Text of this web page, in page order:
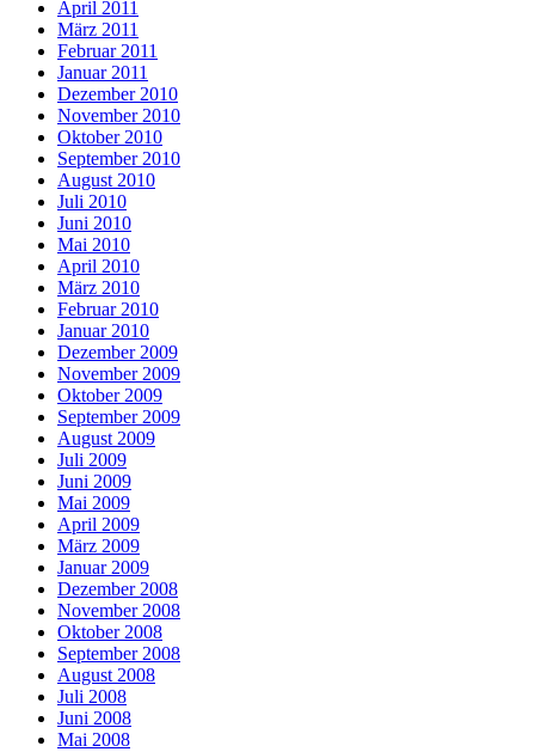
April 2011
März 2011
Februar 2011
Januar 2011
Dezember 2010
November 2010
Oktober 2010
September 2010
August 2010
Juli 2010
Juni 2010
Mai 2010
April 2010
März 2010
Februar 2010
Januar 2010
Dezember 2009
November 2009
Oktober 2009
September 2009
August 2009
Juli 2009
Juni 2009
Mai 2009
April 2009
März 2009
Januar 2009
Dezember 2008
November 2008
Oktober 2008
September 2008
August 2008
Juli 2008
Juni 2008
Mai 2008